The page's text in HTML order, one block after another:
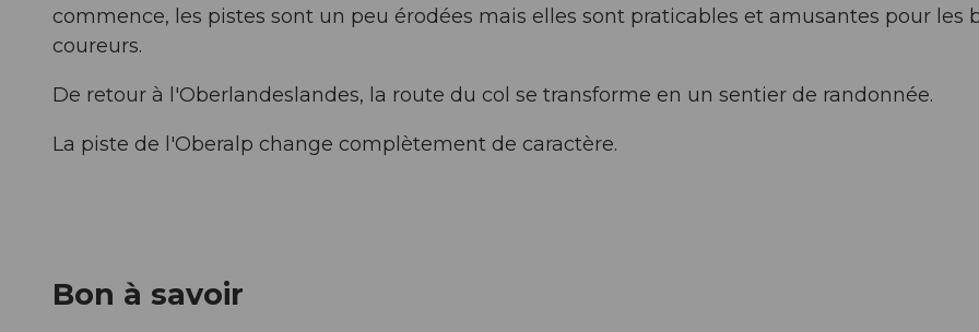
commence, les pistes sont un peu érodées mais elles sont praticables et amusantes pour les
coureurs.
De retour à l'Oberlandeslandes, la route du col se transforme en un sentier de randonnée.
La piste de l'Oberalp change complètement de caractère.
Bon à savoir